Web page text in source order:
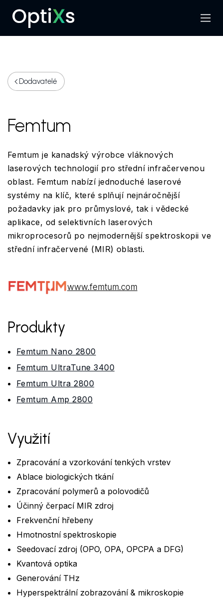
Hledat
Menu
Dodavatelé
Femtum
Femtum je kanadský výrobce vláknových
laserových technologií pro střední infračervenou
oblast. Femtum nabízí jednoduché laserové
systémy na klíč, které splňují nejnáročnější
požadavky jak pro průmyslové, tak i vědecké
aplikace, od selektivních laserových
mikroprocesorů po nejmodernější spektroskopii ve
střední infračervené (MIR) oblasti.
www.femtum.com
Produkty
Femtum Nano 2800
Femtum UltraTune 3400
Femtum Ultra 2800
Femtum Amp 2800
Využití
Zpracování a vzorkování tenkých vrstev
Ablace biologických tkání
Zpracování polymerů a polovodičů
Účinný čerpací MIR zdroj
Frekvenční hřebeny
Hmotnostní spektroskopie
Seedovací zdroj (OPO, OPA, OPCPA a DFG)
Kvantová optika
Generování THz
Hyperspektrální zobrazování & mikroskopie